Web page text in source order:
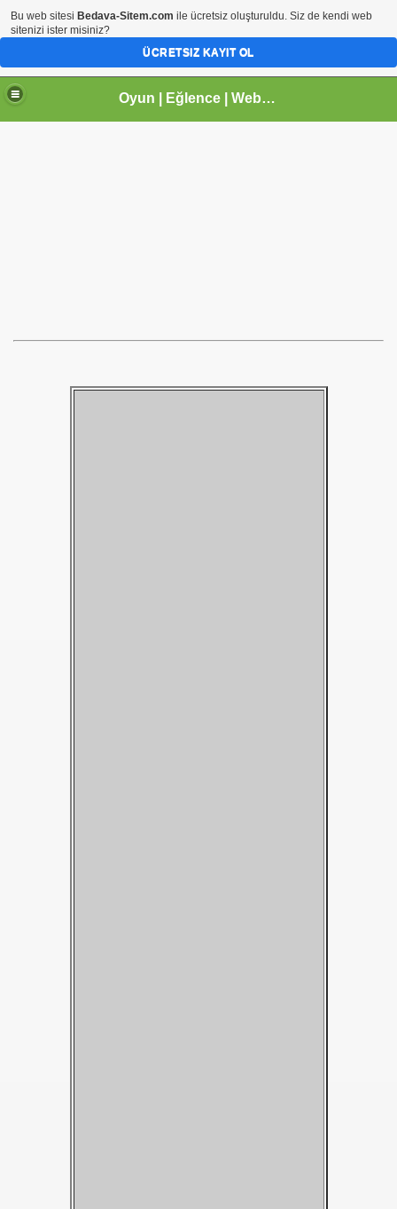
Oyun | Eğlence | Webmaster | tr.gg Paylaşım Sitesi | Arhavi |Kireçlik Köyü
Bu web sitesi Bedava-Sitem.com ile ücretsiz oluşturuldu. Siz de kendi web
sitenizi ister misiniz?
ÜCRETSIZ KAYIT OL